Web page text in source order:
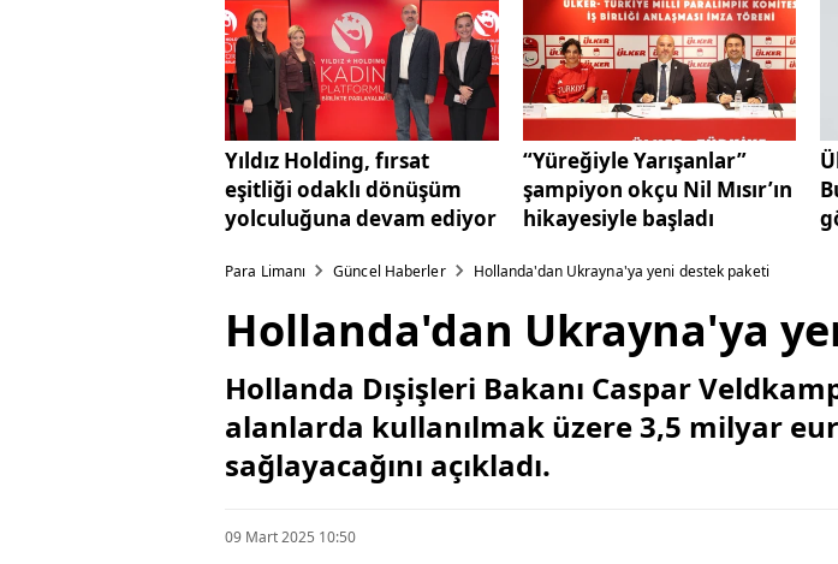
Yıldız Holding, fırsat
eşitliği odaklı dönüşüm
yolculuğuna devam ediyor
“Yüreğiyle Yarışanlar”
şampiyon okçu Nil Mısır’ın
hikayesiyle başladı
Para Limanı Güncel Haberler Hollanda'dan Ukrayna'ya yeni destek paketi
Hollanda'dan Ukrayna'ya
Hollanda Dışişleri Bakanı Caspar
alanlarda kullanılmak üzere 3,5 milyar
sağlayacağını açıkladı.
09 Mart 2025 10:50